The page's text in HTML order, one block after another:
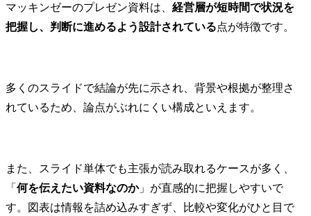
マッキンゼーのプレゼン資料は、 経営層が短時間で状況を
把握し、判断に進めるよう設計されている点が特徴です。
多くのスライドで結論が先に示され、背景や根拠が整理さ
れているため、論点がぶれにくい構成といえます。
また、スライド単体でも主張が読み取れるケースが多く、
「 何を伝えたい資料なのか」が直感的に把握しやすいで
す。図表は情報を詰め込みすぎず、比較や変化がひと目で